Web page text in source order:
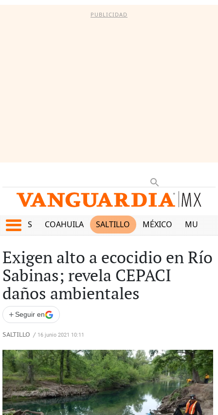
PUBLICIDAD
JUEGOS COAHUILA SALTILLO MÉXICO MUNDO
Exigen alto a ecocidio en Río
Sabinas; revela CEPACI
daños ambientales
+ Seguir en
SALTILLO / 16 junio 2021 10:11